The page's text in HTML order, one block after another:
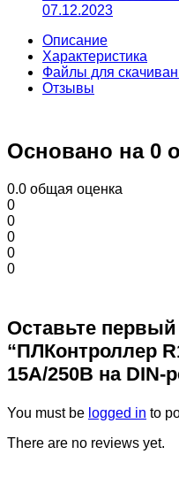
07.12.2023
Описание
Характеристика
Файлы для
Отзывы
Основано на 0
0.0 общая оценка
0
0
0
0
0
Оставьте
“ПЛКонтроллер
15A/250В на DIN-
You must be logged in to
There are no reviews yet.